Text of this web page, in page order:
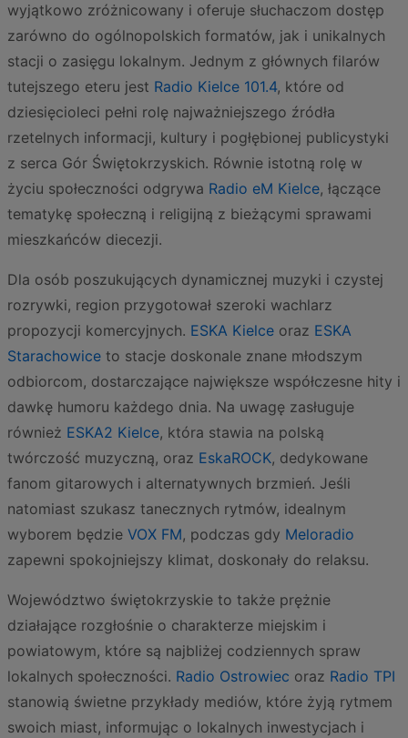
wyjątkowo zróżnicowany i oferuje słuchaczom dostęp
zarówno do ogólnopolskich formatów, jak i unikalnych
stacji o zasięgu lokalnym. Jednym z głównych filarów
tutejszego eteru jest Radio Kielce 101.4, które od
dziesięcioleci pełni rolę najważniejszego źródła
rzetelnych informacji, kultury i pogłębionej publicystyki
z serca Gór Świętokrzyskich. Równie istotną rolę w
życiu społeczności odgrywa Radio eM Kielce, łączące
tematykę społeczną i religijną z bieżącymi sprawami
mieszkańców diecezji.
Dla osób poszukujących dynamicznej muzyki i czystej
rozrywki, region przygotował szeroki wachlarz
propozycji komercyjnych. ESKA Kielce oraz ESKA
Starachowice to stacje doskonale znane młodszym
odbiorcom, dostarczające największe współczesne hity i
dawkę humoru każdego dnia. Na uwagę zasługuje
również ESKA2 Kielce, która stawia na polską
twórczość muzyczną, oraz EskaROCK, dedykowane
fanom gitarowych i alternatywnych brzmień. Jeśli
natomiast szukasz tanecznych rytmów, idealnym
wyborem będzie VOX FM, podczas gdy Meloradio
zapewni spokojniejszy klimat, doskonały do relaksu.
Województwo świętokrzyskie to także prężnie
działające rozgłośnie o charakterze miejskim i
powiatowym, które są najbliżej codziennych spraw
lokalnych społeczności. Radio Ostrowiec oraz Radio TPI
stanowią świetne przykłady mediów, które żyją rytmem
swoich miast, informując o lokalnych inwestycjach i